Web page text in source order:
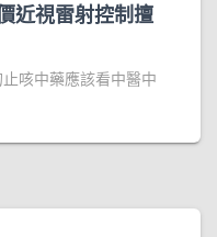
近視雷射控制擅
咳中藥應該看中醫中